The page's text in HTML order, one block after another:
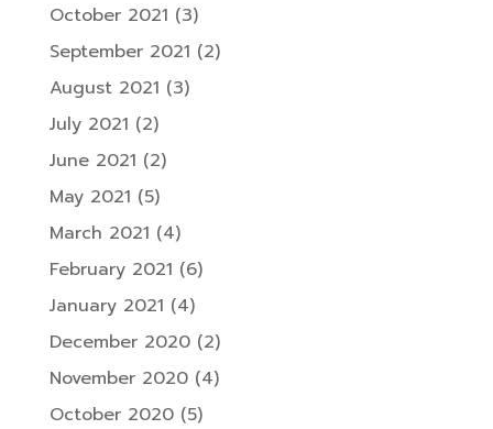
October 2021 (3)
September 2021 (2)
August 2021 (3)
July 2021 (2)
June 2021 (2)
May 2021 (5)
March 2021 (4)
February 2021 (6)
January 2021 (4)
December 2020(2)
November 2020(4)
October 2020(5)